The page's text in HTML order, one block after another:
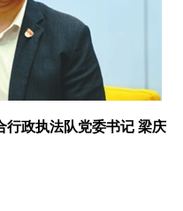
政执法队党委书记 梁庆